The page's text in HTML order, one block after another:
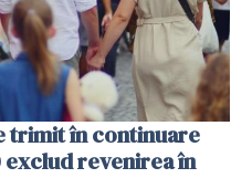
trimit în continuare
exclud revenirea în